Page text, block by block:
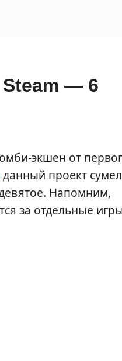
— 6
экшен от
данный проект сумел
Напомним,
за отдельные